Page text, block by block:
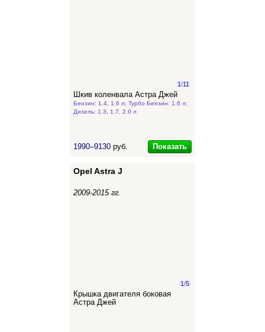
1/11
Шкив коленвала Астра Джей
Бензин: 1.4, 1.6 л; Турбо Бензин: 1.6 л;
Дизель: 1.3, 1.7, 2.0 л
1990–9130 руб. Показать
Opel Astra J
2009-2015 гг.
1/5
Крышка двигателя боковая
Астра Джей